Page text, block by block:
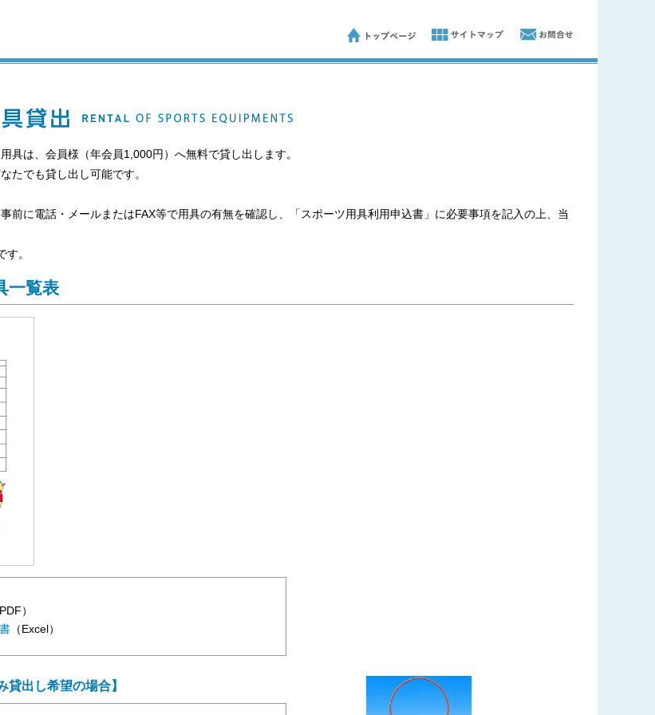
具は、会員様（年会員1,000円）へ無料で貸し出します。
たでも貸し出し可能です。
前に電話・メールまたはFAX等で用具の有無を確認し、「スポーツ用具利用申込書」に必要事項を記入の上、当
。
一覧表
PDF）
（Excel）
貸出し希望の場合】